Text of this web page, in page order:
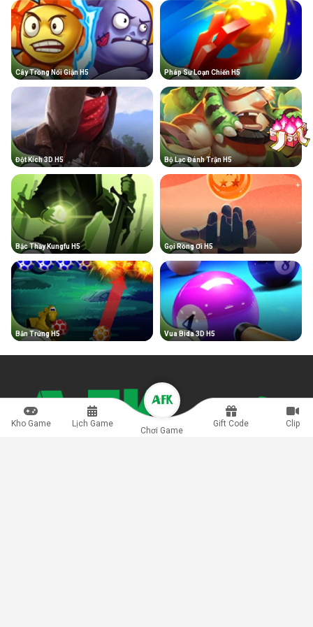
Cây Trồng Nổi Giận H5 Pháp Sư Loạn Chiến H5
Đột Kích 3D H5 Bộ Lạc Đánh Trận H5
Bậc Thầy Kungfu H5 Gọi Rồng Ơi H5
Bắn Trứng H5 Vua Bida 3D H5
Kho Game Lịch Game
Chơi Game
Gift Code Clip